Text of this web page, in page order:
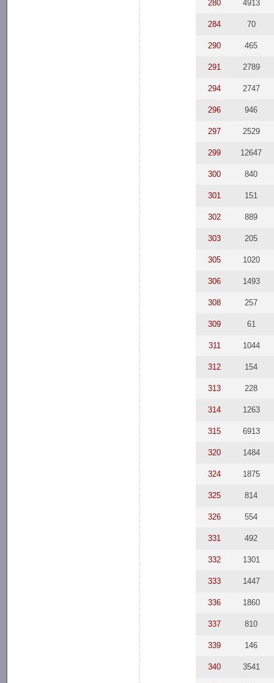
280 4913
284 70
290 465
291 2789
294 2747
296 946
297 2529
299 12647
300 840
301 151
302 889
303 205
305 1020
306 1493
308 257
309 61
311 1044
312 154
313 228
314 1263
315 6913
320 1484
324 1875
325 814
326 554
331 492
332 1301
333 1447
336 1860
337 810
339 146
340 3541